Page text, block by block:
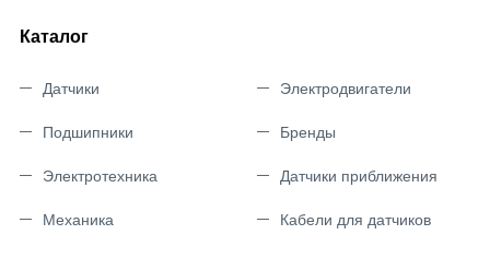
Каталог
Датчики
Подшипники
Электротехника
Механика
Электродвигатели
Бренды
Датчики приближения
Кабели для датчиков